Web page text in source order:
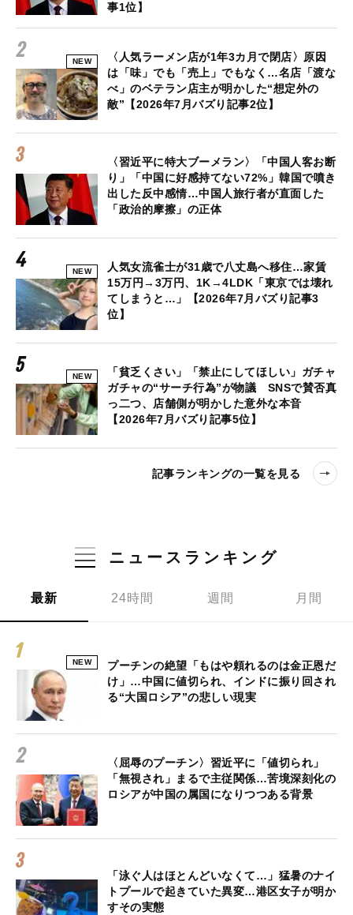
事1位】
NEW
〈人気ラーメン店が1年3カ月で閉店〉原因
は「味」でも「売上」でもなく…名店「渡な
べ」のベテラン店主が明かした“想定外の
敵”【2026年7月バズり記事2位】
〈習近平に特大ブーメラン〉「中国人客お断
り」「中国に好感持てない72%」韓国で噴き
出した反中感情…中国人旅行者が直面した
「政治的摩擦」の正体
NEW
人気女流雀士が31歳で八丈島へ移住…家賃
15万円→3万円、1K→4LDK「東京では壊れ
てしまうと…」【2026年7月バズり記事3
位】
NEW
「貧乏くさい」「禁止にしてほしい」ガチャ
ガチャの“サーチ行為”が物議 SNSで賛否真
っ二つ、店舗側が明かした意外な本音
【2026年7月バズり記事5位】
記事ランキングの一覧を見る
ニュースランキング
最新 24時間 週間 月間
NEW
プーチンの絶望「もはや頼れるのは金正恩だ
け」…中国に値切られ、インドに振り回され
る“大国ロシア”の悲しい現実
〈屈辱のプーチン〉習近平に「値切られ」
「無視され」まるで主従関係…苦境深刻化の
ロシアが中国の属国になりつつある背景
「泳ぐ人はほとんどいなくて…」猛暑のナイ
トプールで起きていた異変…港区女子が明か
すその実態